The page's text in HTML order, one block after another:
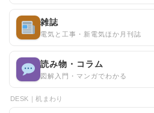
雑誌
電気と工事・新電気ほか月刊誌
読み物・コラム
図解入門・マンガでわかる
DESK｜机まわり